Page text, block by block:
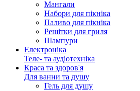
Мангали
Набори для пікніка
Паливо для пікніка
Решітки для гриля
Шампури
Електроніка
Теле- та аудіотехніка
Краса та здоров'я
Для ванни та душу
Гель для душу